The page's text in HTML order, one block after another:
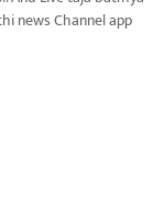
news Channel app